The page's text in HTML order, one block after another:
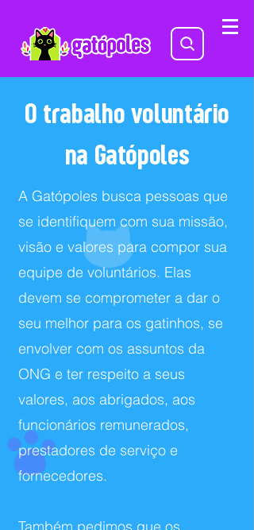
O trabalho voluntário
na Gatópoles
A Gatópoles busca pessoas que
se identifiquem com sua missão,
visão e valores para compor sua
equipe de voluntários. Elas
devem se comprometer a dar o
seu melhor para os gatinhos, se
envolver com os assuntos da
ONG e ter respeito a seus
valores, aos abrigados, aos
funcionários remunerados,
prestadores de serviço e
fornecedores.